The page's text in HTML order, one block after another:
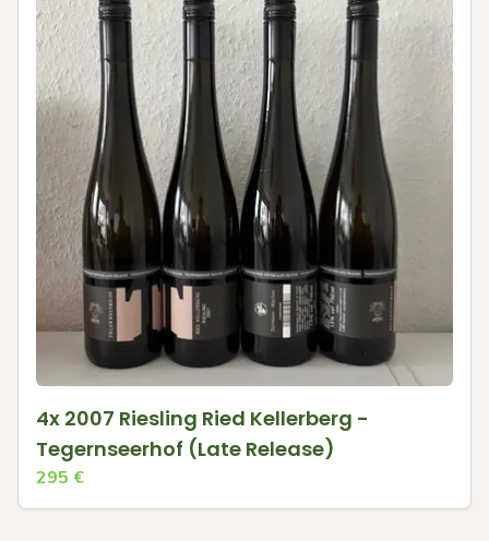
4x 2007 Riesling Ried Kellerberg -
Tegernseerhof (Late Release)
295 €